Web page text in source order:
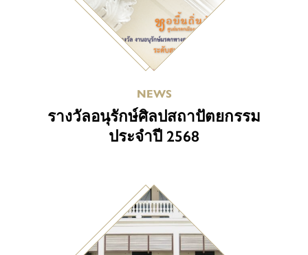
NEWS
รางวัลอนุรักษ์ศิลปสถาปัตยกรรม
ประจำปี 2568